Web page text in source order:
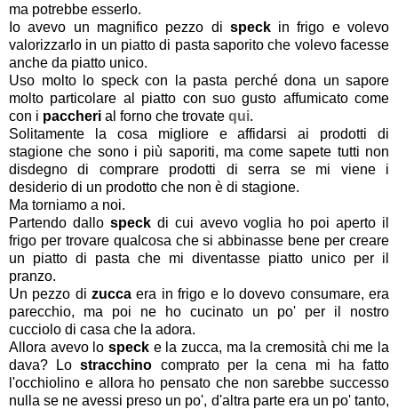
ma potrebbe esserlo.
Io avevo un magnifico pezzo di speckin frigo e volevo
valorizzarlo in un piatto di pasta saporito che volevo facesse
anche da piatto unico.
Uso molto lo speck con la pasta perché dona un sapore
molto particolare al piatto con suo gusto affumicato come
con i paccheri al forno che trovate qui.
Solitamente la cosa migliore e affidarsi ai prodotti di
stagione che sono i più saporiti, ma come sapete tutti non
disdegno di comprare prodotti di serra se mi viene i
desiderio di un prodotto che non è di stagione.
Ma torniamo a noi.
Partendo dallo speckdi cui avevo voglia ho poi aperto il
frigo per trovare qualcosa che si abbinasse bene per creare
un piatto di pasta che mi diventasse piatto unico per il
pranzo.
Un pezzo dizucca era in frigo e lo dovevo consumare, era
parecchio, ma poi ne ho cucinato un po' per il nostro
cucciolo di casa che la adora.
Allora avevo lo speck e la zucca, ma la cremosità chi me la
dava? Lostracchino comprato per la cena mi ha fatto
l'occhiolino e allora ho pensato che non sarebbe successo
nulla se ne avessi preso un po', d'altra parte era un po' tanto,